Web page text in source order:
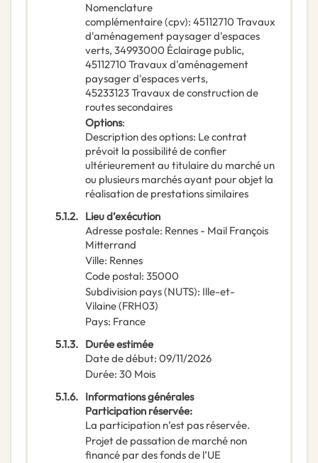
Nomenclature
complémentaire(cpv): 45112710 Travaux
d'aménagement paysager d'espaces
verts, 34993000 Éclairage public,
45112710 Travaux d'aménagement
paysager d'espaces verts,
45233123Travaux de construction de
routes secondaires
Options:
Description des options: Le contrat
prévoit la possibilité de confier
ultérieurement au titulaire du marché un
ou plusieurs marchés ayant pour objet la
réalisation de prestations similaires
5.1.2. Lieu d’exécution
Adresse postale: Rennes - Mail François
Mitterrand
Ville: Rennes
Code postal: 35000
Subdivision pays (NUTS): Ille-et-
Vilaine(FRH03)
Pays: France
5.1.3. Durée estimée
Date de début: 09/11/2026
Durée: 30 Mois
5.1.6. Informations générales
Participation réservée:
La participation n’est pas réservée.
Projet de passation de marché non
financé par des fonds de l’UE